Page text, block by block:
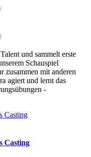
und sammelt erste
Schauspiel
zusammen mit anderen
agiert und lernt das
-
Casting